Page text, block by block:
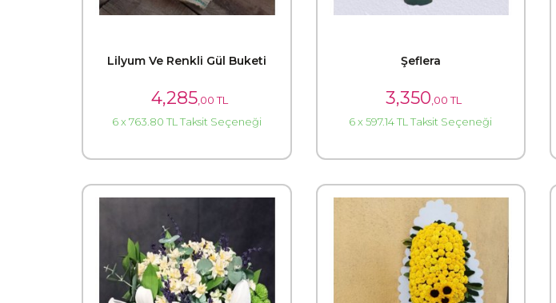
Lilyum Ve Renkli Gül Buketi
4,285 ,00 TL
6 x 763.80 TL Taksit Seçeneği
Şeflera
3,350 ,00 TL
6 x 597.14 TL Taksit Seçeneği